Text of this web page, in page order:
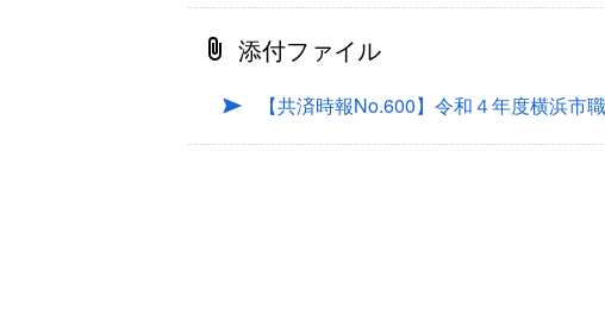
添付ファイル
【共済時報No.600】令和４年度横浜市